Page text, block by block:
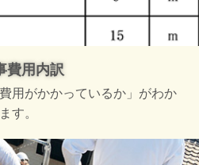
費用内訳
用がかかっているか」がわか
す。